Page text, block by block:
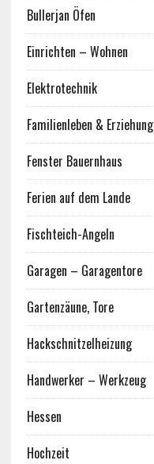
Bullerjan Öfen
Einrichten – Wohnen
Elektrotechnik
Familienleben & Erziehung
Fenster Bauernhaus
Ferien auf dem Lande
Fischteich-Angeln
Garagen – Garagentore
Gartenzäune, Tore
Hackschnitzelheizung
Handwerker – Werkzeug
Hessen
Hochzeit